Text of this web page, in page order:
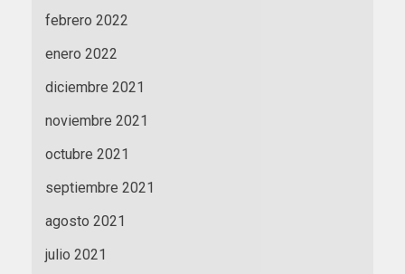
febrero 2022
enero 2022
diciembre 2021
noviembre 2021
octubre 2021
septiembre 2021
agosto 2021
julio 2021